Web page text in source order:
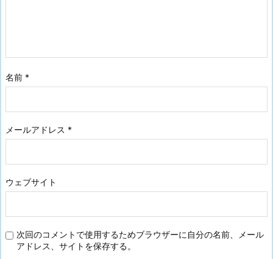
名前 *
メールアドレス *
ウェブサイト
次回のコメントで使用するためブラウザーに自分の名前、メール
アドレス、サイトを保存する。